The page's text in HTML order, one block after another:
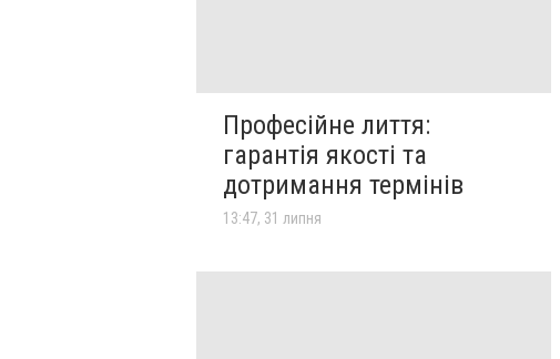
Професійне лиття:
гарантія якості та
дотримання термінів
13:47, 31 липня